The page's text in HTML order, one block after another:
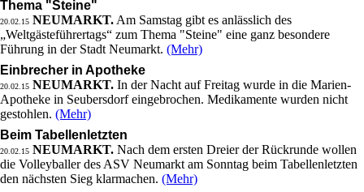
Thema "Steine"
20.02.15 NEUMARKT. Am Samstag gibt es anlässlich des
„Weltgästeführertags“ zum Thema "Steine" eine ganz besondere
Führung in der Stadt Neumarkt. (Mehr)
Einbrecher in Apotheke
20.02.15 NEUMARKT. In der Nacht auf Freitag wurde in die Marien-
Apotheke in Seubersdorf eingebrochen. Medikamente wurden nicht
gestohlen. (Mehr)
Beim Tabellenletzten
20.02.15 NEUMARKT. Nach dem ersten Dreier der Rückrunde wollen
die Volleyballer des ASV Neumarkt am Sonntag beim Tabellenletzten
den nächsten Sieg klarmachen. (Mehr)